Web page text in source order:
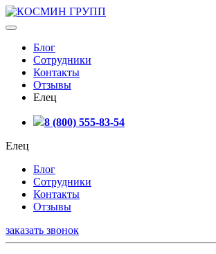
Блог
Сотрудники
Контакты
Отзывы
Елец
8 (800) 555-83-54
Елец
Блог
Сотрудники
Контакты
Отзывы
заказать звонок